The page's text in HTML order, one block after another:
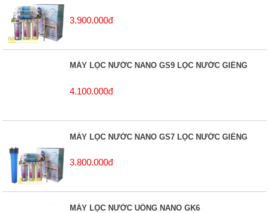
3.900.000đ
MÁY LỌC NƯỚC NANO GS9 LỌC NƯỚC GIẾNG
4.100.000đ
MÁY LỌC NƯỚC NANO GS7 LỌC NƯỚC GIẾNG
3.800.000đ
MÁY LỌC NƯỚC UỐNG NANO GK6